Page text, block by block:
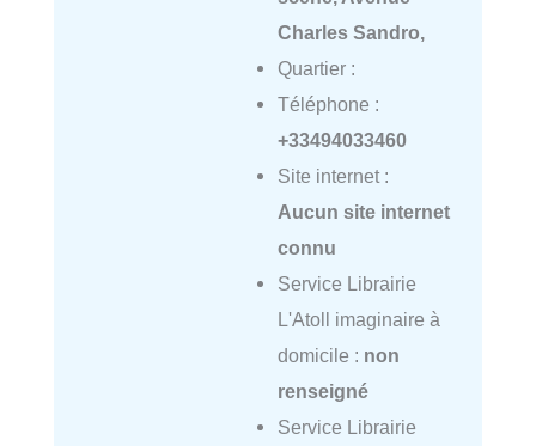
Charles Sandro,
Quartier :
Téléphone :
+33494033460
Site internet :
Aucun site internet
connu
Service Librairie
L'Atoll imaginaire à
domicile : non
renseigné
Service Librairie